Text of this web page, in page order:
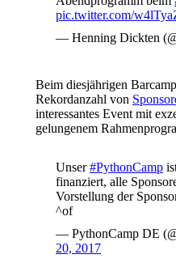
pic.twitter.com/
— Henning Dickten
Beim diesjährigen
Rekordanzahl von
interessantes Event mit
gelungenem
Unser#PythonCamp
finanziert, alle
Vorstellung der
^of
— PythonCamp DE
20, 2017